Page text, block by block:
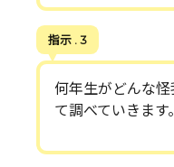
指示 . 3
何年生がどんな
て調べていきます。